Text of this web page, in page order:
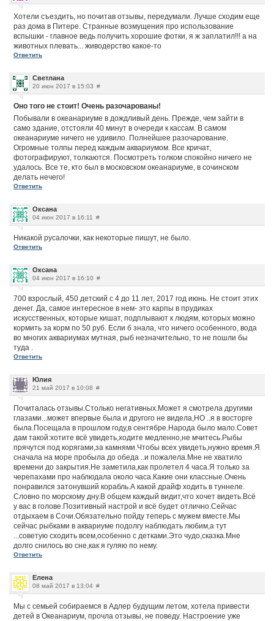
Хотели съездить, но почитав отзывы, передумали. Лучше сходим еще
раз дома в Питере. Странные возмущения про использование
вспышки - главное ведь получить хорошие фотки, я ж заплатил!!! а на
животных плевать... живодерство какое-то
Ответить
Светлана
20 июн 2017 в 15:03 #
Оно того не стоит! Очень разочарованы!
Побывали в океанариуме в дождливый день. Прежде, чем зайти в
само здание, отстояли 40 минут в очереди к кассам. В самом
океанариуме ничего не удивило. Полнейшее разочарование.
Огромные толпы перед каждым аквариумом. Все кричат,
фотографируют, толкаются. Посмотреть толком спокойно ничего не
удалось. Все те, кто был в московском океанариуме, в сочинском
делать нечего!
Ответить
Оксана
04 июн 2017 в 16:11 #
Никакой русалочки, как некоторые пишут, не было.
Ответить
Оксана
04 июн 2017 в 16:10 #
700 взрослый, 450 детский с 4 до 11 лет, 2017 год июнь. Не стоит этих
денег. Да, самое интересное в нем- это карпы в прудиках
искусственных, которые кишат, подплывают к людям, которых можно
кормить за корм по 50 руб. Если б знала, что ничего особенного, вода
во многих аквариумах мутная, рыб незначительно, то не пошли бы
туда .
Ответить
Юлия
21 май 2017 в 10:08 #
Почиталась отзывы.Столько негативных.Может я смотрела другими
глазами...может впервые была и другого не видела,НО ..я в восторге
была.Посещала в прошлом году,в сентябре.Народа было мало.Совет
дам такой:хотите всё увидеть,ходите медленно,не мчитесь.Рыбы
прячутся под корягами,за камнями.Чтобы всех увидеть,нужно время.Я
сначала на море пробыла до обеда ..и пожалела.Мне не хватило
времени до закрытия.Не заметила,как пролетел 4 часа.Я только за
черепахами про наблюдала около часа.Какие они классные.Очень
понравился затонувший корабль.А какой драйф ходить в туннеле.
Словно по морскому дну.В общем каждый видит,что хочет видеть.Всё
у вас в голове.Позитивный настрой и всё будет отлично.Сейчас
отдыхаем в Сочи.Обязательно пойду теперь с мужем вместе.Мы
сейчас рыбками в аквариуме подолгу наблюдать любим,а тут
...советую сходить всем,особенно с детками.Это чудо,сказка.Мне
долго снилось во сне,как я гуляю по нему.
Ответить
Елена
08 май 2017 в 13:04 #
Мы с семьей собираемся в Адлер будущим летом, хотела привести
детей в Океанариум, прочла отзывы, не поведу. Настроение уже